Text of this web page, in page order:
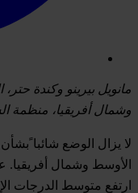
مانويل بيرينو وكندة حتر،
وشمال أفريقيا، منظمة
لا يزال الوضع شائبا
الأوسط وشمال أفريقيا.